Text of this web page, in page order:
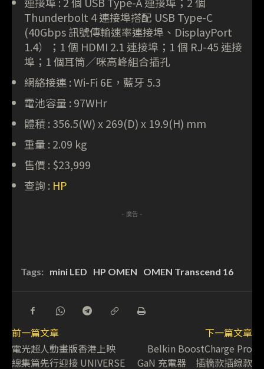
Thunderbolt 4 連接埠搭配 USB Type-C
(40Gbps 訊號傳輸速率連接埠、DisplayPort
1.4）；1 個 HDMI 2.1 連接埠；1 個 RJ-45 連接
埠；1 個耳筒／咪高峰組合插孔
網絡接連 : Wi-Fi 6E，藍牙 5.3
電池容量 : 97WHr
體積 : 356.5(W) x 269(D) x 19.9(H) mm
重量 : 2.09 kg
售價 : $23,999
查詢 : HP
- 廣告 -
Tags: mini LED HP OMEN OMEN Transcend 16
前一篇文章
電光超人動畫版香港上映
總集篇先行迎接 UNIVERSE
下一篇文章
Belkin BoostCharge Pro
GaN 充電器 插牆款插線款